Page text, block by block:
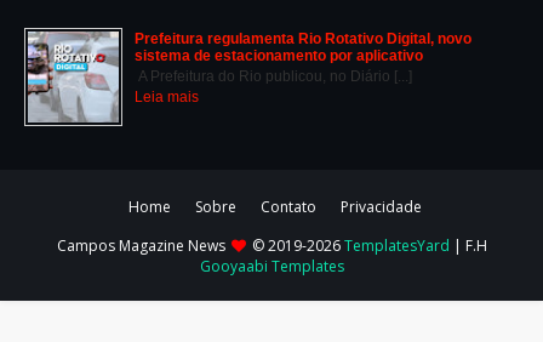
Prefeitura regulamenta Rio Rotativo Digital, novo
sistema de estacionamento por aplicativo
A Prefeitura do Rio publicou, no Diário [...]
Leia mais
Home Sobre Contato
Privacidade
Campos Magazine News
© 2019-2026TemplatesYard | F.H
Gooyaabi Templates